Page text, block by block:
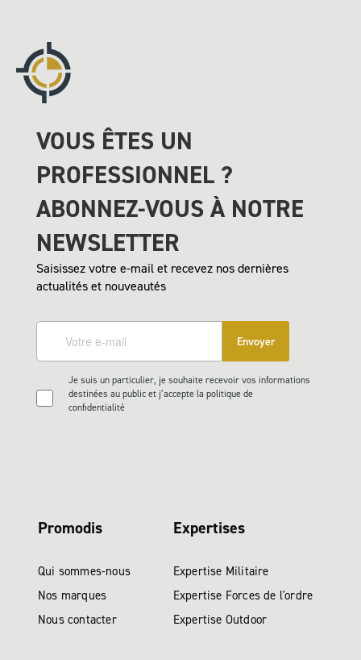
VOUS ÊTES UN
PROFESSIONNEL ?
ABONNEZ-VOUS À NOTRE
NEWSLETTER
Saisissez votre e-mail et recevez nos dernières
actualités et nouveautés
Envoyer
Je suis un particulier, je souhaite recevoir vos informations
destinées au public et j’accepte la politique de
confidentialité
Promodis
Qui sommes-nous
Nos marques
Nous contacter
Expertises
Expertise Militaire
Expertise Forces de l'ordre
Expertise Outdoor